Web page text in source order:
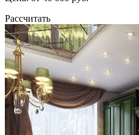
Рассчитать